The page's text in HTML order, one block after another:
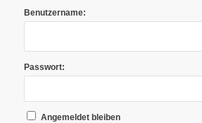
Benutzername:
Passwort:
Angemeldet bleiben